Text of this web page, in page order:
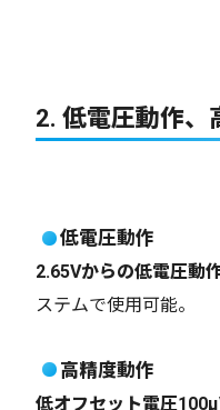
2. 低電圧動作、
低電圧動作
2.65Vからの低電圧動
ステムで使用可能。
高精度動作
低オフセット電圧